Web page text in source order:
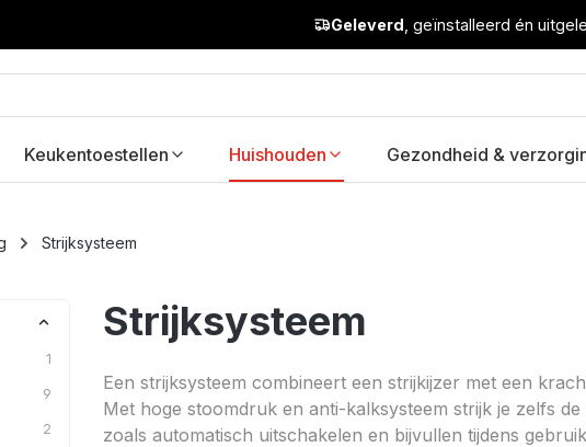
Geleverd , geïnstalleerd én
Keukentoestellen Huishouden Gezondheid &
Strijksysteem
1
9
2
Strijksysteem
Een strijksysteem combineert een strijkijzer met een
Met hoge stoomdruk en anti-kalksysteem strijk je zelfs
zoals automatisch uitschakelen en bijvullen tijdens